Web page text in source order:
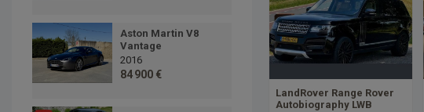
Aston Martin V8
Vantage
2016
84 900 €
LandRover Range Rover
Autobiography LWB